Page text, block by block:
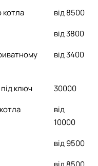
котла
від 8500
від 3800
від 3400
ключ
30000
від
10000
від 9500